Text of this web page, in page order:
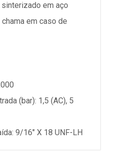
em aço
em caso de
(bar): 1,5 (AC), 5
9/16" X 18 UNF-LH